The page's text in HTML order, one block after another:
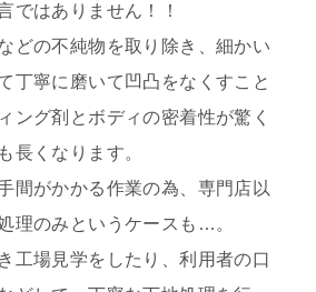
ではありません！！
どの不純物を取り除き、細かい
丁寧に磨いて凹凸をなくすこと
ング剤とボディの密着性が驚く
長くなります。
間がかかる作業の為、専門店以
理のみというケースも…。
工場見学をしたり、利用者の口